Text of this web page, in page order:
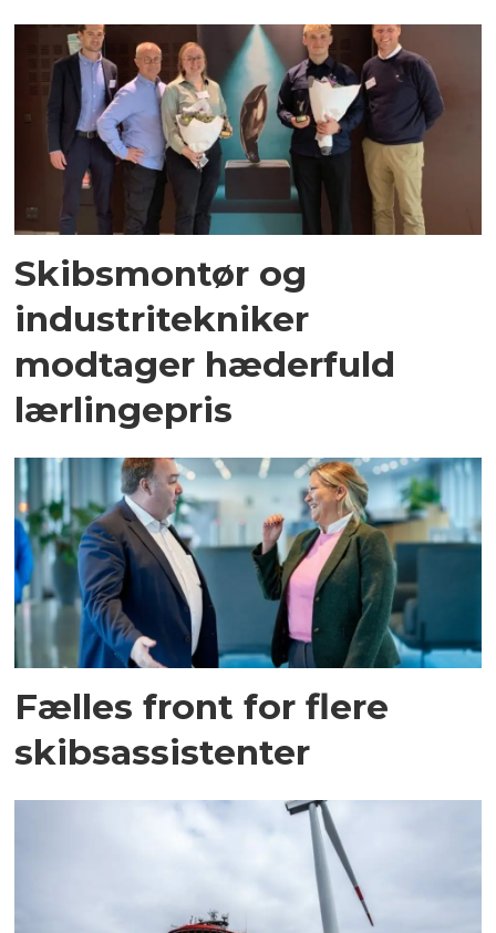
Skibsmontør og
industritekniker
modtager hæderfuld
lærlingepris
Fælles front for flere
skibsassistenter